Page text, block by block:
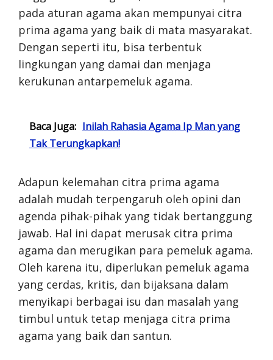
pada aturan agama akan mempunyai citra
prima agama yang baik di mata masyarakat.
Dengan seperti itu, bisa terbentuk
lingkungan yang damai dan menjaga
kerukunan antarpemeluk agama.
Baca Juga: Inilah Rahasia Agama Ip Man yang
Tak Terungkapkan!
Adapun kelemahan citra prima agama
adalah mudah terpengaruh oleh opini dan
agenda pihak-pihak yang tidak bertanggung
jawab. Hal ini dapat merusak citra prima
agama dan merugikan para pemeluk agama.
Oleh karena itu, diperlukan pemeluk agama
yang cerdas, kritis, dan bijaksana dalam
menyikapi berbagai isu dan masalah yang
timbul untuk tetap menjaga citra prima
agama yang baik dan santun.